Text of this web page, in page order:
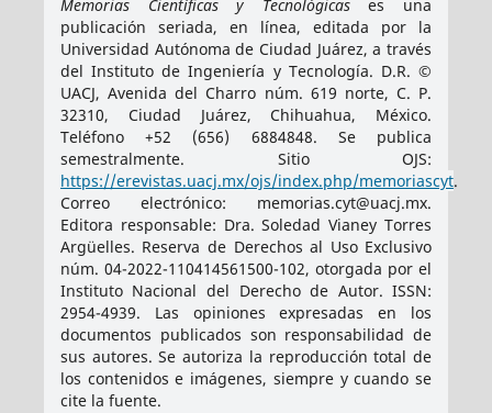
Memorias Científicas y Tecnológicases una
publicación seriada, en línea, editada por la
Universidad Autónoma de Ciudad Juárez, a través
del Instituto de Ingeniería y Tecnología. D.R. ©
UACJ, Avenida del Charro núm. 619 norte, C. P.
32310, Ciudad Juárez, Chihuahua, México.
Teléfono +52 (656) 6884848. Se publica
semestralmente. Sitio OJS:
https://erevistas.uacj.mx/ojs/index.php/memoriascyt.
Correo electrónico: memorias.cyt@uacj.mx.
Editora responsable: Dra. Soledad Vianey Torres
Argüelles. Reserva de Derechos al Uso Exclusivo
núm. 04-2022-110414561500-102, otorgada por el
Instituto Nacional del Derecho de Autor. ISSN:
2954-4939. Las opiniones expresadas en los
documentos publicados son responsabilidad de
sus autores. Se autoriza la reproducción total de
los contenidos e imágenes, siempre y cuando se
cite la fuente.